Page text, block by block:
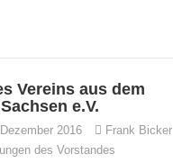
Vereins aus dem
e.V.
2016
Frank Bicker
des Vorstandes